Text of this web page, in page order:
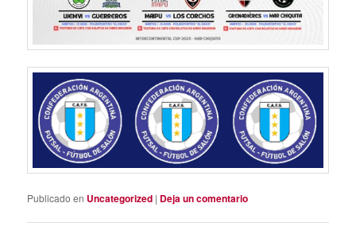
Publicado en Uncategorized | Deja un comentario